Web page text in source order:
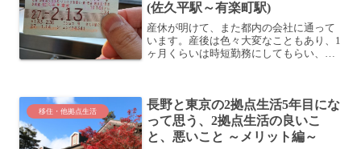
(佐久平駅～有楽町駅)
産休が明けて、また都内の会社に通って
います。産後は色々大変なこともあり、1
ヶ月くらいは時短勤務にしてもらい、長
です。ここでは費用面...
移住・他拠点生活
長野と東京の2拠点生活5年目にな
って思う、2拠点生活の良いこ
と、悪いこと ～メリット編～